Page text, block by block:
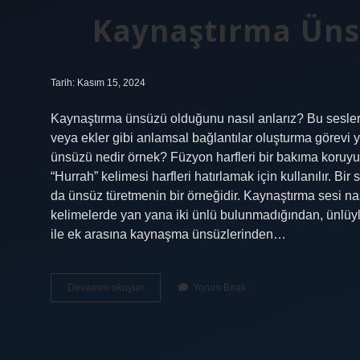
Kaynaştırma
Tarih: Kasım 15, 2024
Kaynaştırma ünsüzü olduğunu nasıl anlarız? Bu
veya ekler gibi anlamsal bağlantılar oluşturma görevi
ünsüzü nedir örnek? Füzyon harfleri bir bakıma
“Hurrah” kelimesi harfleri hatırlamak için kullanılır.
da ünsüz türetmenin bir örneğidir. Kaynaştırma sesi
kelimelerde yan yana iki ünlü bulunmadığından,
ile ek arasına kaynaşma ünsüzlerinden…
Devamını okuyun Kaynaştırma
Ünsüzü
Yorum Bırak